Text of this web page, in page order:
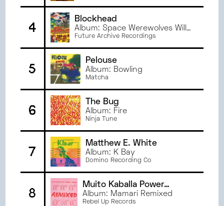
JANVIER2024
DÉCEMBRE2023
NOVEMBRE2023
OCTOBRE2023
SEPTEMBRE
2023
JUIN2023
AVRIL2023
MARS2023
FÉVRIER2023
JANVIER2023
JUIN2022
2022
AVRIL2022
MARS 2022
4
Blockhead
Album: Space Werewolves Will
Be the End of Us All
Future Archive Recordings
5
Pelouse
Album: Bowling
Matcha
6
The Bug
Album: Fire
Ninja Tune
7
Matthew E. White
Album: K Bay
Domino Recording Co
8
Muito Kaballa Power
Ensemble
Album: Mamari Remixed
Rebel Up Records